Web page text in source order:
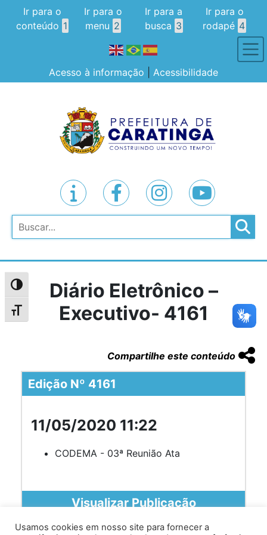
Alternar alto contraste
Alternar tamanho da fonte
Ir para o
conteúdo 1
Ir para o
menu 2
Ir para a
busca 3
Ir para o
rodapé 4
Acesso à informação Acessibilidade
Pesquisar
Diário Eletrônico –
Executivo- 4161
Compartilhe este conteúdo
Edição Nº 4161
11/05/2020 11:22
CODEMA - 03ª Reunião Ata
Visualizar Publicação
Usamos cookies em nosso site para fornecer a